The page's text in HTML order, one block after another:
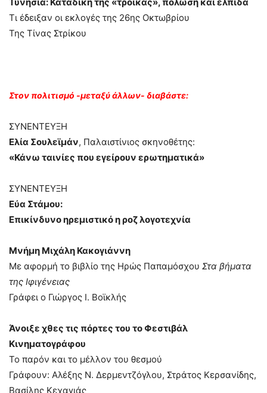
Τι έδειξαν οι εκλογές της 26ης Οκτωβρίου
Της Τίνας Στρίκου
Στον πολιτισμό -μεταξύ άλλων- διαβάστε:
ΣΥΝΕΝΤΕΥΞΗ
Ελία Σουλεϊμάν, Παλαιστίνιος σκηνοθέτης:
«Κάνω ταινίες που εγείρουν ερωτηματικά»
ΣΥΝΕΝΤΕΥΞΗ
Εύα Στάμου:
Επικίνδυνο ηρεμιστικό η ροζ λογοτεχνία
Μνήμη Μιχάλη Κακογιάννη
Με αφορμή το βιβλίο της Ηρώς Παπαμόσχου Στα βήματα
της Ιφιγένειας
Γράφει ο Γιώργος Ι. Βοϊκλής
Άνοιξε χθες τις πόρτες του το Φεστιβάλ
Κινηματογράφου
Το παρόν και το μέλλον του θεσμού
Γράφουν: Αλέξης Ν. Δερμεντζόγλου, Στράτος Κερσανίδης,
Βασίλης Κεχαγιάς